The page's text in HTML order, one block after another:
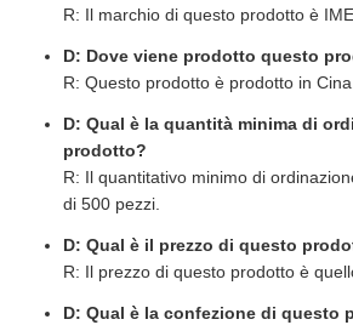
R: Il marchio di questo prodotto è
D: Dove viene prodotto questo
R: Questo prodotto è prodotto in
D: Qual è la quantità minima di
prodotto?
R: Il quantitativo minimo di
di 500 pezzi.
D: Qual è il prezzo di questo
R: Il prezzo di questo prodotto è
D: Qual è la confezione di questo